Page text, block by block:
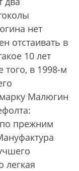
нет
отстаивать в
10 лет
в 1998-м
Малюгин
прежним
легкая